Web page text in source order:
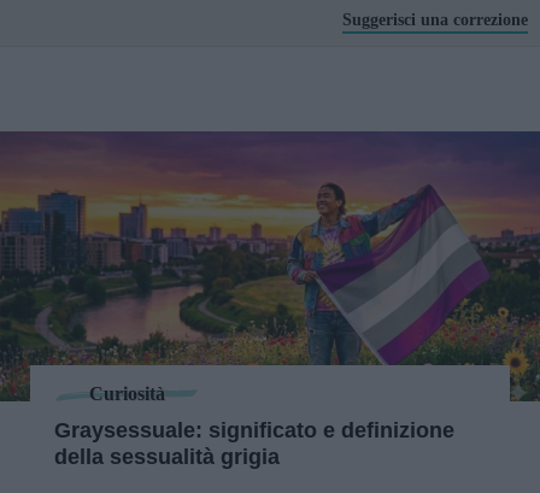
Suggerisci una correzione
Curiosità
Graysessuale: significato e definizione
della sessualità grigia